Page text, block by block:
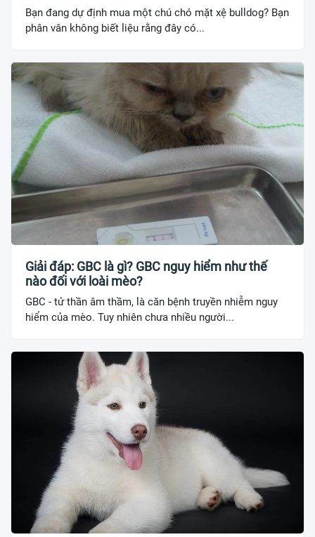
Bạn đang dự định mua một chú chó mặt xệ bulldog? Bạn
phân vân không biết liệu rằng đây có...
Giải đáp: GBC là gì? GBC nguy hiểm như thế
nào đối với loài mèo?
GBC - tử thần âm thầm, là căn bệnh truyền nhiễm nguy
hiểm của mèo. Tuy nhiên chưa nhiều người...